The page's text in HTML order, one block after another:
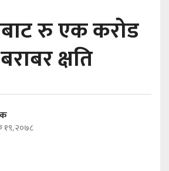
रु एक करोड
क्षति
१९, २०७८